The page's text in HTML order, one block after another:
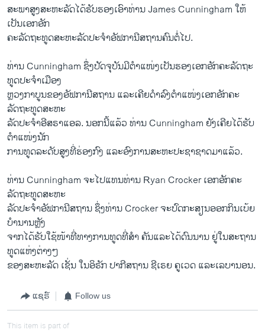
ລາຍງານ
ຕິດຕາມພວກເຮົາ ທີ່
ພາສາຕ່າງໆ
ສະພາ​ສູງ​ສະຫະລັດ​ໄດ້​ຮັບຮອງ​ເອົາ​ທ່ານ James Cunningham ​ໃຫ້​
ເປັນ​ເອກ​ອັກ
ຄະ​ລັດຖະທູດ​ສະຫະລັດ​ປະ​ຈໍາ​ອັຟກາ​ນີສຖານ​ຄົນ​ຕໍ່​ໄປ.
ທ່ານ Cunningham ຊຶ່ງ​ປັດຈຸບັນ​ມີ​ຕໍາ​ແໜ່​ງ​ເປັນ​ຮອງ​ເອກ​ອັກຄະ​ລັດ​ຖະ
ທູດ​ປະ​ຈໍາ​ເມືອງ
ຫຼວງກາ​ບູນຂອງ​ອັຟກາ​ນີສຖານ ​ແລະ​ເຄີຍ​ດໍາລົງ​ຕໍາ​ແໜ່​ງ​ເອກ​ອັກຄະ​
ລັດຖະທູດ​ສະຫະ
ລັດ​ປະ​ຈໍາ​ອີສຣາ​ແອ​ລ. ນອກ​ນີ້​ແລ້ວ ທ່ານ Cunningham ຍັງ​ເຄີຍ​ໄດ້​ຮັບ​
ຕໍາ​ແໜ່​ງນັກ
​ການ​ທູດ​ລະດັບ​ສູງ​ທີ່​ຮ່ອງ​ກົງ ​ແລະ​ອົງການ​ສະຫະ​ປະຊາຊາດມາ​ແລ້ວ.
ທ່ານ Cunningham ຈະ​ໄປ​ແທນ​ທ່ານ Ryan Crocker ​ເອກ​ອັກຄະ​
ລັດຖະທູດ​ສະຫະ
ລັດ​ປະ​ຈໍາ​ອັຟກາ​ນີສຖານ ຊຶ່ງ​ທ່ານ Crocker ຈະປົດກະສຽນ​ອອກ​ກິນ​ເບ້ຍ
ບໍານານຫຼັງ
ຈາກ​ໄດ້​ຮັບ​ໃຊ້​ໜ້າ​ທີ່​ທາງ​ການ​ທູດ​ທີ່​ສໍາ ຄັນ​ແລະ​ໄດ້​ດົນ​ນານ ຢູ່​ໃນ​ສະຖາ​ນ
ທູດ​ແຫ່ງ​ຕ່າງໆ
​ຂອງ​ສະຫະລັດ ​ເຊັ່ນ ​ໃນ​ອິຣັກ ປາ​ກີ​ສຖານ ຊີ​ເຣຍ ຄູ​ເວດ ​ແລະ​ເລ​ບາ​ນອນ.
ແຊຣ໌ Follow us
This item is part of